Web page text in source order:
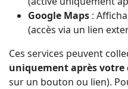
Google Maps :
(accès via un lien
Ces services peuvent
uniquement après
sur un bouton ou lien).